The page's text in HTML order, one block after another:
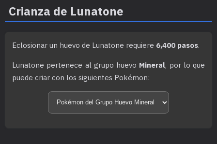
Su capacidad de flotar sobre el suelo le
frente a los movimientos de tipo Tierra.
Crianza de Lunatone
Eclosionar un huevo de Lunatone requiere 6,400 pasos.
Lunatone pertenece al grupo huevo Mineral, por lo que
puede criar con los siguientes Pokémon: